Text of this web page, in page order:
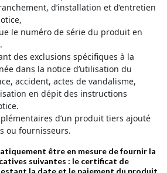
d’installation et d’entretien
le numéro de série du produit en
des exclusions spécifiques à la
dans la notice d’utilisation du
accident, actes de vandalisme,
en dépit des instructions
d’un produit tiers ajouté
ou fournisseurs.
être en mesure de fournir la
suivantes : le certificat de
la date et le paiement du produit.